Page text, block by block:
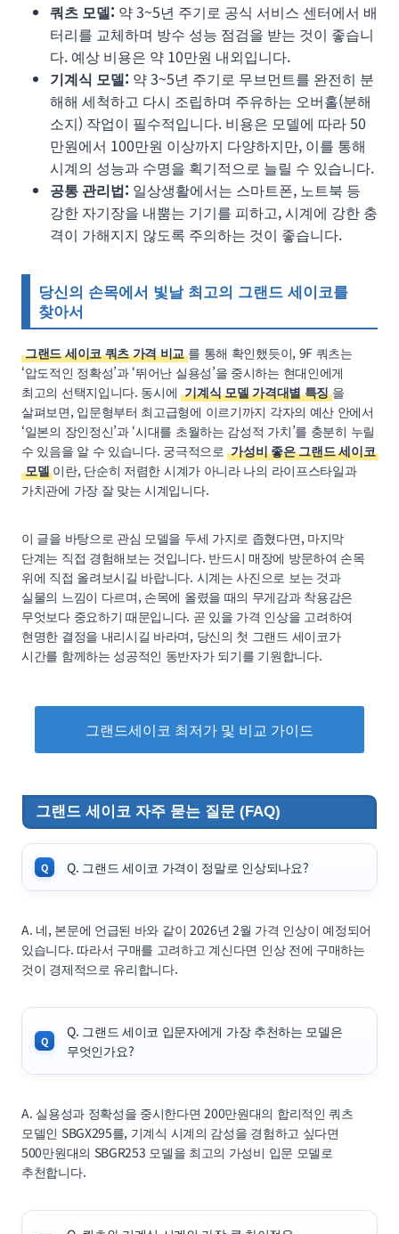
쿼츠 모델: 약 3~5년 주기로 공식 서비스 센터에서 배
터리를 교체하며 방수 성능 점검을 받는 것이 좋습니
다. 예상 비용은 약 10만원 내외입니다.
기계식 모델: 약 3~5년 주기로 무브먼트를 완전히 분
해해 세척하고 다시 조립하며 주유하는 오버홀(분해
소지) 작업이 필수적입니다. 비용은 모델에 따라 50
만원에서 100만원 이상까지 다양하지만, 이를 통해
시계의 성능과 수명을 획기적으로 늘릴 수 있습니다.
공통 관리법: 일상생활에서는 스마트폰, 노트북 등
강한 자기장을 내뿜는 기기를 피하고, 시계에 강한 충
격이 가해지지 않도록 주의하는 것이 좋습니다.
당신의 손목에서 빛날 최고의 그랜드 세이코를
찾아서
그랜드 세이코 쿼츠 가격 비교 를 통해 확인했듯이, 9F 쿼츠는
‘압도적인 정확성’과 ‘뛰어난 실용성’을 중시하는 현대인에게
최고의 선택지입니다. 동시에 기계식 모델 가격대별 특징 을
살펴보면, 입문형부터 최고급형에 이르기까지 각자의 예산 안에서
‘일본의 장인정신’과 ‘시대를 초월하는 감성적 가치’를 충분히 누릴
수 있음을 알 수 있습니다. 궁극적으로 가성비 좋은 그랜드 세이코
모델 이란, 단순히 저렴한 시계가 아니라 나의 라이프스타일과
가치관에 가장 잘 맞는 시계입니다.
이 글을 바탕으로 관심 모델을 두세 가지로 좁혔다면, 마지막
단계는 직접 경험해보는 것입니다. 반드시 매장에 방문하여 손목
위에 직접 올려보시길 바랍니다. 시계는 사진으로 보는 것과
실물의 느낌이 다르며, 손목에 올렸을 때의 무게감과 착용감은
무엇보다 중요하기 때문입니다. 곧 있을 가격 인상을 고려하여
현명한 결정을 내리시길 바라며, 당신의 첫 그랜드 세이코가
시간를 함께하는 성공적인 동반자가 되기를 기원합니다.
그랜드세이코 최저가 및 비교 가이드
그랜드 세이코 자주 묻는 질문 (FAQ)
Q. 그랜드 세이코 가격이 정말로 인상되나요?
A. 네, 본문에 언급된 바와 같이 2026년 2월 가격 인상이 예정되어
있습니다. 따라서 구매를 고려하고 계신다면 인상 전에 구매하는
것이 경제적으로 유리합니다.
Q. 그랜드 세이코 입문자에게 가장 추천하는 모델은
무엇인가요?
A. 실용성과 정확성을 중시한다면 200만원대의 합리적인 쿼츠
모델인 SBGX295를, 기계식 시계의 감성을 경험하고 싶다면
500만원대의 SBGR253 모델을 최고의 가성비 입문 모델로
추천합니다.